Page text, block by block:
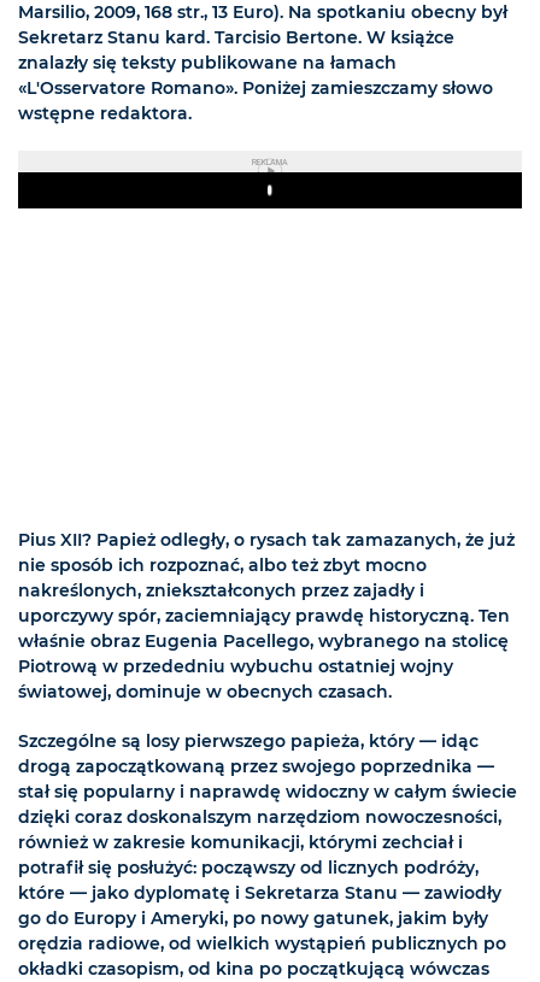
Marsilio, 2009, 168 str., 13 Euro). Na spotkaniu obecny był
Sekretarz Stanu kard. Tarcisio Bertone. W książce
znalazły się teksty publikowane na łamach
«L'Osservatore Romano». Poniżej zamieszczamy słowo
wstępne redaktora.
REKLAMA
Play
Pius XII? Papież odległy, o rysach tak zamazanych, że już
nie sposób ich rozpoznać, albo też zbyt mocno
nakreślonych, zniekształconych przez zajadły i
uporczywy spór, zaciemniający prawdę historyczną. Ten
właśnie obraz Eugenia Pacellego, wybranego na stolicę
Piotrową w przededniu wybuchu ostatniej wojny
światowej, dominuje w obecnych czasach.
Szczególne są losy pierwszego papieża, który — idąc
drogą zapoczątkowaną przez swojego poprzednika —
stał się popularny i naprawdę widoczny w całym świecie
dzięki coraz doskonalszym narzędziom nowoczesności,
również w zakresie komunikacji, którymi zechciał i
potrafił się posłużyć: począwszy od licznych podróży,
które — jako dyplomatę i Sekretarza Stanu — zawiodły
go do Europy i Ameryki, po nowy gatunek, jakim były
orędzia radiowe, od wielkich wystąpień publicznych po
okładki czasopism, od kina po początkującą wówczas